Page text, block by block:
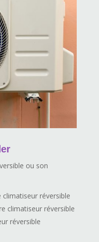
ou son
réversible
climatiseur réversible
réversible